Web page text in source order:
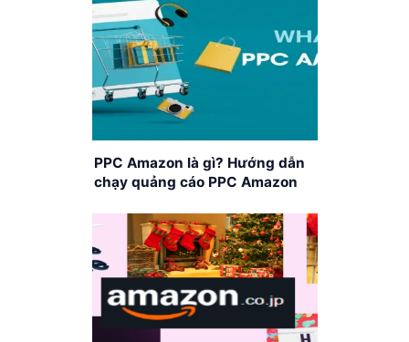
PPC Amazon là gì? Hướng dẫn
chạy quảng cáo PPC Amazon